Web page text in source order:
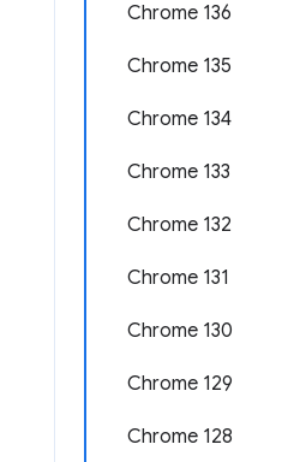
Chrome 136
Chrome 135
Chrome 134
Chrome 133
Chrome 132
Chrome 131
Chrome 130
Chrome 129
Chrome 128